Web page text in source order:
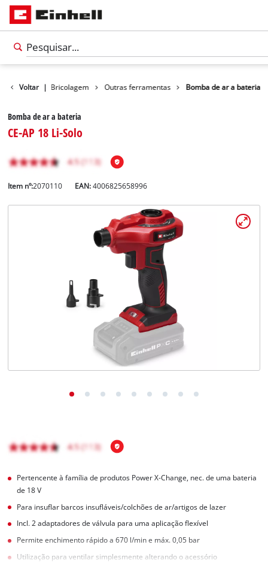
Voltar |
Produtos Bricolagem Outras ferramentas Bomba de ar a bateria
Bomba de ar a bateria
CE-AP 18 Li-Solo
Item nº:2070110 EAN:4006825658996
Pertencente à família de produtos Power X-Change, nec. de uma bateria
de 18 V
Para insuflar barcos insufláveis/colchões de ar/artigos de lazer
Incl. 2 adaptadores de válvula para uma aplicação flexível
Permite enchimento rápido a 670 l/min e máx. 0,05 bar
Utilização para ventilar simplesmente alterando o acessório